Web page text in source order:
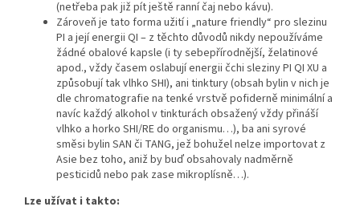
(netřeba pak již pít ještě ranní čaj nebo kávu).
Zároveň je tato forma užití i „nature friendly“ pro slezinu
PI a její energii QI – z těchto důvodů nikdy nepoužíváme
žádné obalové kapsle (i ty sebepřírodnější, želatinové
apod., vždy časem oslabují energii čchi sleziny PI QI XU a
způsobují tak vlhko SHI), ani tinktury (obsah bylin v nich je
dle chromatografie na tenké vrstvě pofiderně minimální a
navíc každý alkohol v tinkturách obsažený vždy přináší
vlhko a horko SHI/RE do organismu…), ba ani syrové
směsi bylin SAN či TANG, jež bohužel nelze importovat z
Asie bez toho, aniž by buď obsahovaly nadměrně
pesticidů nebo pak zase mikroplísně…).
Lze užívat i takto: